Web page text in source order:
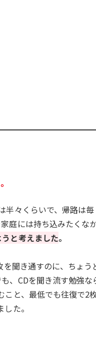
半々くらいで、帰路は毎
庭には持ち込みたくな
と考えました。
聞き通すのに、ちょう
、CDを聞き流す勉強な
こと、最低でも往復で2
た。